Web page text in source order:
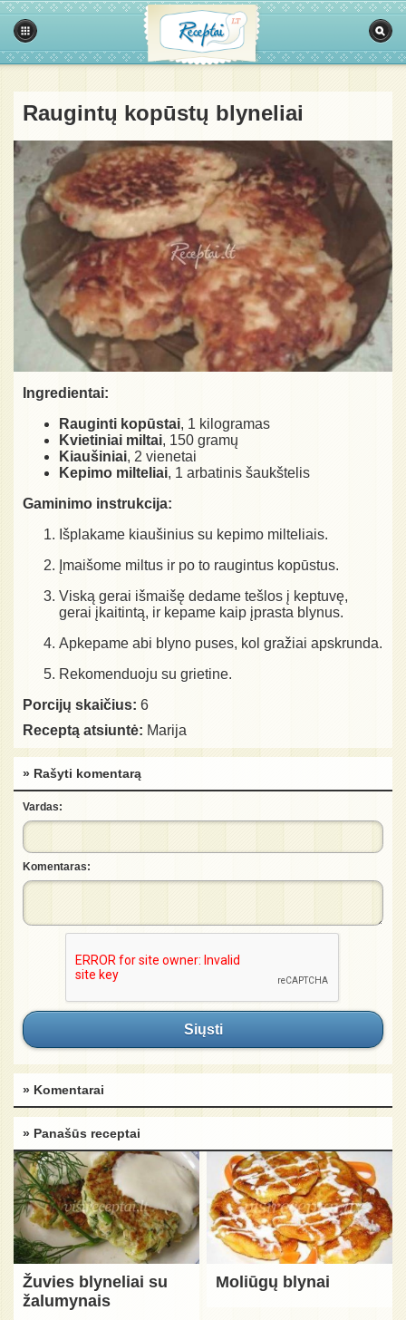
Raugintų kopūstų blyneliai
Ingredientai:
Rauginti kopūstai, 1 kilogramas
Kvietiniai miltai, 150 gramų
Kiaušiniai, 2 vienetai
Kepimo milteliai, 1 arbatinis šaukštelis
Gaminimo instrukcija:
Išplakame kiaušinius su kepimo milteliais.
Įmaišome miltus ir po to raugintus kopūstus.
Viską gerai išmaišę dedame tešlos į keptuvę,
gerai įkaitintą, ir kepame kaip įprasta blynus.
Apkepame abi blyno puses, kol gražiai apskrunda.
Rekomenduoju su grietine.
Porcijų skaičius: 6
Receptą atsiuntė: Marija
» Rašyti komentarą
Vardas:
Komentaras:
Siųsti
» Komentarai
» Panašūs receptai
Žuvies blyneliai su
žalumynais
Moliūgų blynai